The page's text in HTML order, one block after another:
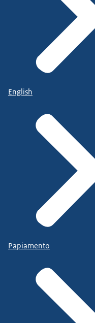
English
Papiamento